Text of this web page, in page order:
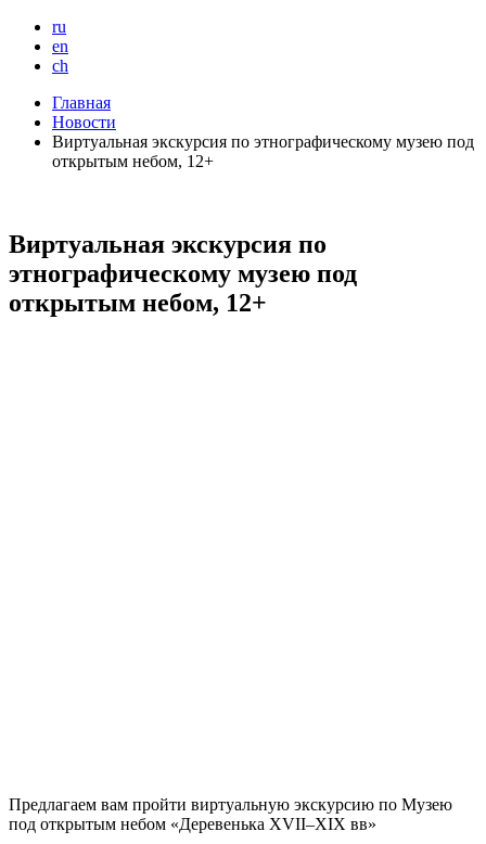
ru
en
ch
Главная
Новости
Виртуальная экскурсия по этнографическому музею под
открытым небом, 12+
Виртуальная экскурсия по
этнографическому музею под
открытым небом, 12+
Предлагаем вам пройти виртуальную экскурсию по Музею
под открытым небом «Деревенька XVII–XIX вв»